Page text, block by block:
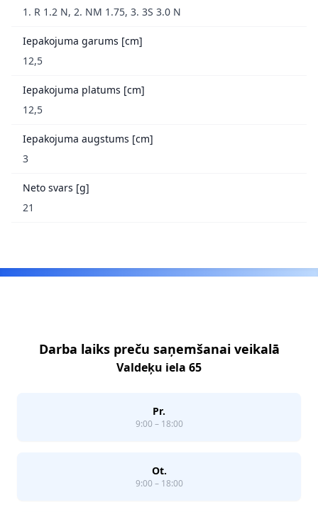
1. R 1.2 N, 2. NM 1.75, 3. 3S 3.0 N
Iepakojuma garums [cm]
12,5
Iepakojuma platums [cm]
12,5
Iepakojuma augstums [cm]
3
Neto svars [g]
21
Darba laiks preču saņemšanai veikalā
Valdeķu iela 65
Pr.
9:00 – 18:00
Ot.
9:00 – 18:00